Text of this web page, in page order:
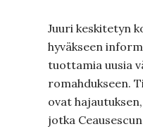
Juuri keskitetyn
hyväkseen
tuottamia uusia
romahdukseen.
ovat
jotka